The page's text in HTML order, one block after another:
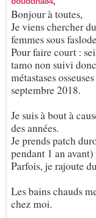
Bonjour à toutes,
Je viens chercher
femmes sous
Pour faire court :
tamo non suivi
métastases
septembre 2018.
Je suis à bout à
des années.
Je prends patch
pendant 1 an
Parfois, je rajoute
Les bains chauds
chez moi.